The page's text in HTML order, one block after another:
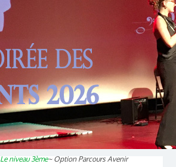
Le niveau 3ème~ Option Parcours Avenir